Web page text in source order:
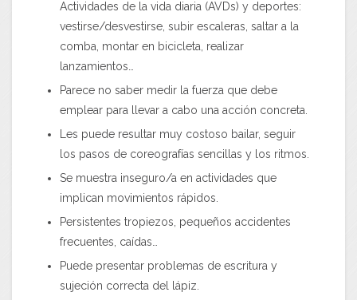
Actividades de la vida diaria (AVDs) y deportes:
vestirse/desvestirse, subir escaleras, saltar a la
comba, montar en bicicleta, realizar
lanzamientos…
Parece no saber medir la fuerza que debe
emplear para llevar a cabo una acción concreta.
Les puede resultar muy costoso bailar, seguir
los pasos de coreografías sencillas y los ritmos.
Se muestra inseguro/a en actividades que
implican movimientos rápidos.
Persistentes tropiezos, pequeños accidentes
frecuentes, caídas…
Puede presentar problemas de escritura y
sujeción correcta del lápiz.